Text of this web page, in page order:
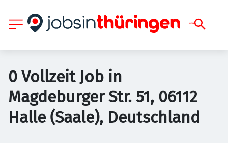
0 Vollzeit Job in
Magdeburger Str. 51, 06112
Halle (Saale), Deutschland